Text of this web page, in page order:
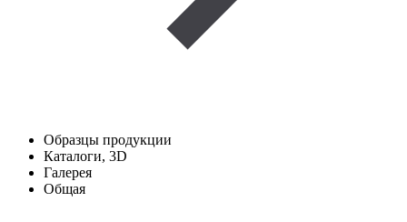
Образцы продукции
Каталоги, 3D
Галерея
Общая